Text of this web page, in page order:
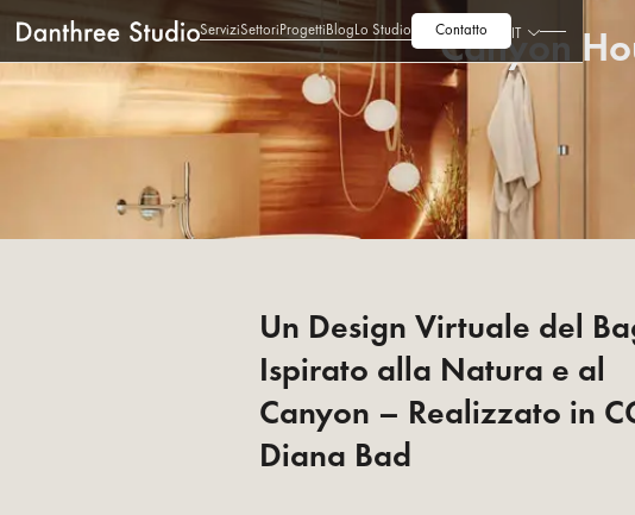
ServiziSettoriProgettiBlogLo Studio Contatto IT
Canyon
Un Design Virtuale del
Ispirato alla Natura e al
Canyon – Realizzato in
Diana Bad